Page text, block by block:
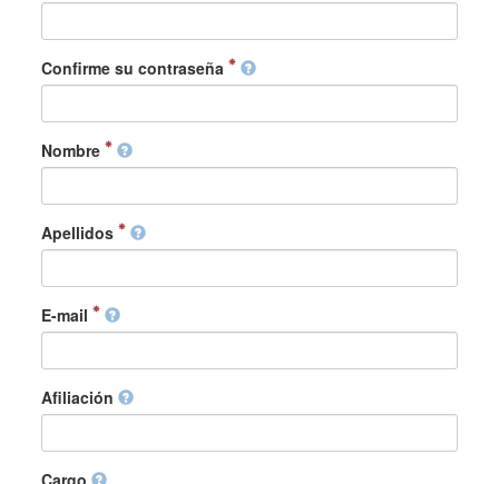
Confirme su contraseña
Nombre
Apellidos
E-mail
Afiliación
Cargo